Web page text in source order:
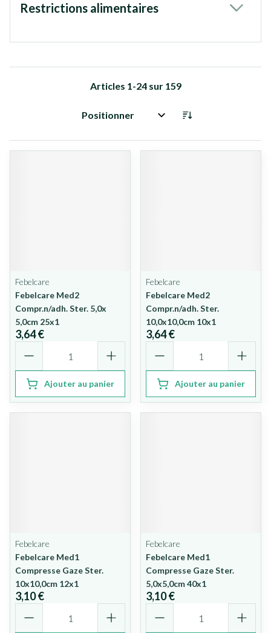
Restrictions alimentaires
Articles 1-24sur 159
Trier par:
Febelcare
Febelcare Med2
Compr.n/adh. Ster. 5,0x
5,0cm 25x1
3,64 €
Ajouter au panier
Febelcare
Febelcare Med2
Compr.n/adh. Ster.
10,0x10,0cm 10x1
3,64 €
Ajouter au panier
Febelcare
Febelcare Med1
Compresse Gaze Ster.
10x10,0cm 12x1
3,10 €
Febelcare
Febelcare Med1
Compresse Gaze Ster.
5,0x5,0cm 40x1
3,10 €